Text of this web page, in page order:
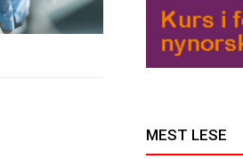
MEST LESE